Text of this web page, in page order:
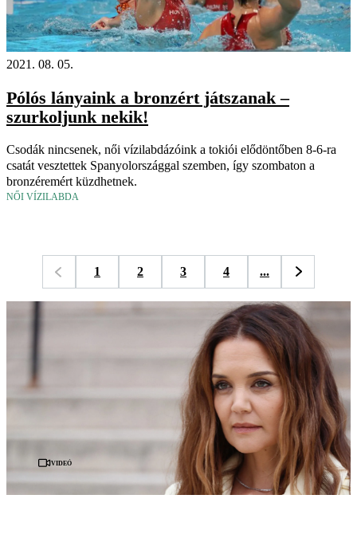
2021. 08. 05.
Pólós lányaink a bronzért játszanak –
szurkoljunk nekik!
Csodák nincsenek, női vízilabdázóink a tokiói elődöntőben 8-6-ra
csatát vesztettek Spanyolországgal szemben, így szombaton a
bronzéremért küzdhetnek.
NŐI VÍZILABDA
1 2 3 4 ...
Videó